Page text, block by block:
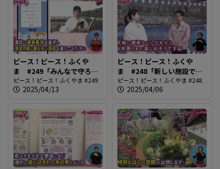
ピース！ピース！ふくや
ま #249「みんなで守ろ
う！道路の安全」
ピース！ピース！ふくやま #249
2025/04/13
ピース！ピース！ふくや
ま #248「新しい施設でス
ポーツを楽しもう！」
ピース！ピース！ふくやま #248
2025/04/06